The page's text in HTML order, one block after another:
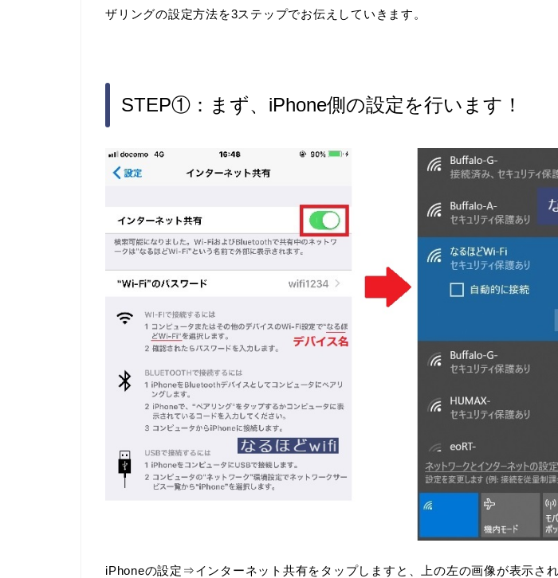
ザリングの設定方法を3ステップでお伝えしていきます。
STEP①：まず、iPhone側の設定を行います！
iPhoneの設定⇒インターネット共有をタップしますと、上の左の画像が表示さ